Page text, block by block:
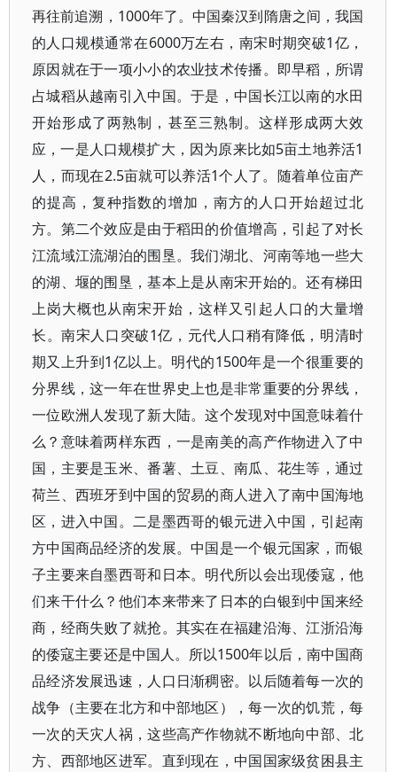
再往前追溯，1000年了。中国秦汉到隋唐之间，我国
的人口规模通常在6000万左右，南宋时期突破1亿，
原因就在于一项小小的农业技术传播。即早稻，所谓
占城稻从越南引入中国。于是，中国长江以南的水田
开始形成了两熟制，甚至三熟制。这样形成两大效
应，一是人口规模扩大，因为原来比如5亩土地养活1
人，而现在2.5亩就可以养活1个人了。随着单位亩产
的提高，复种指数的增加，南方的人口开始超过北
方。第二个效应是由于稻田的价值增高，引起了对长
江流域江流湖泊的围垦。我们湖北、河南等地一些大
的湖、堰的围垦，基本上是从南宋开始的。还有梯田
上岗大概也从南宋开始，这样又引起人口的大量增
长。南宋人口突破1亿，元代人口稍有降低，明清时
期又上升到1亿以上。明代的1500年是一个很重要的
分界线，这一年在世界史上也是非常重要的分界线，
一位欧洲人发现了新大陆。这个发现对中国意味着什
么？意味着两样东西，一是南美的高产作物进入了中
国，主要是玉米、番薯、土豆、南瓜、花生等，通过
荷兰、西班牙到中国的贸易的商人进入了南中国海地
区，进入中国。二是墨西哥的银元进入中国，引起南
方中国商品经济的发展。中国是一个银元国家，而银
子主要来自墨西哥和日本。明代所以会出现倭寇，他
们来干什么？他们本来带来了日本的白银到中国来经
商，经商失败了就抢。其实在在福建沿海、江浙沿海
的倭寇主要还是中国人。所以1500年以后，南中国商
品经济发展迅速，人口日渐稠密。以后随着每一次的
战争（主要在北方和中部地区），每一次的饥荒，每
一次的天灾人祸，这些高产作物就不断地向中部、北
方、西部地区进军。直到现在，中国国家级贫困县主